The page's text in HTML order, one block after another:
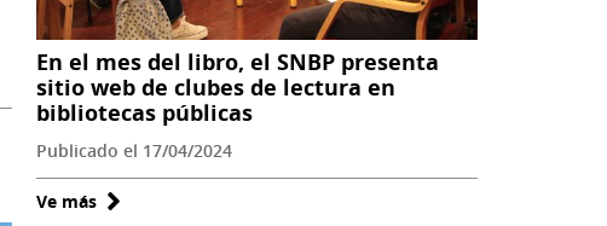
En el mes del libro, el SNBP presenta
sitio web de clubes de lectura en
bibliotecas públicas
Publicado el 17/04/2024
Ve más sobre